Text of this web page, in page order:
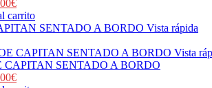
€
carrito
Vista rápida
Vista
CAPITAN SENTADO A BORDO
€